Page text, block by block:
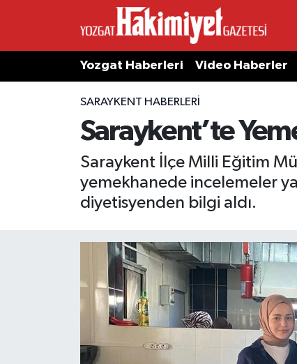
Yozgat Haberleri Video Haberler
SARAYKENT HABERLERI
Saraykent’te
Saraykent İlçe Milli Eğitim
yemekhanede incelemeler
diyetisyenden bilgi aldı.